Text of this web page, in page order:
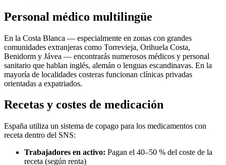
Personal médico multilingüe
En la Costa Blanca — especialmente en zonas con grandes
comunidades extranjeras como Torrevieja, Orihuela Costa,
Benidorm y Jávea — encontrarás numerosos médicos y personal
sanitario que hablan inglés, alemán o lenguas escandinavas. En la
mayoría de localidades costeras funcionan clínicas privadas
orientadas a expatriados.
Recetas y costes de medicación
España utiliza un sistema de copago para los medicamentos con
receta dentro del SNS:
Trabajadores en activo: Pagan el 40–50 % del coste de la
receta (según renta)